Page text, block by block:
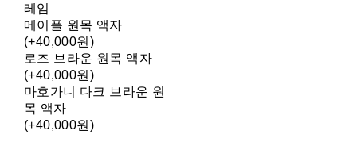
레임
메이플 원목 액자
(+40,000원)
로즈 브라운 원목 액자
(+40,000원)
마호가니 다크 브라운 원
목 액자
(+40,000원)